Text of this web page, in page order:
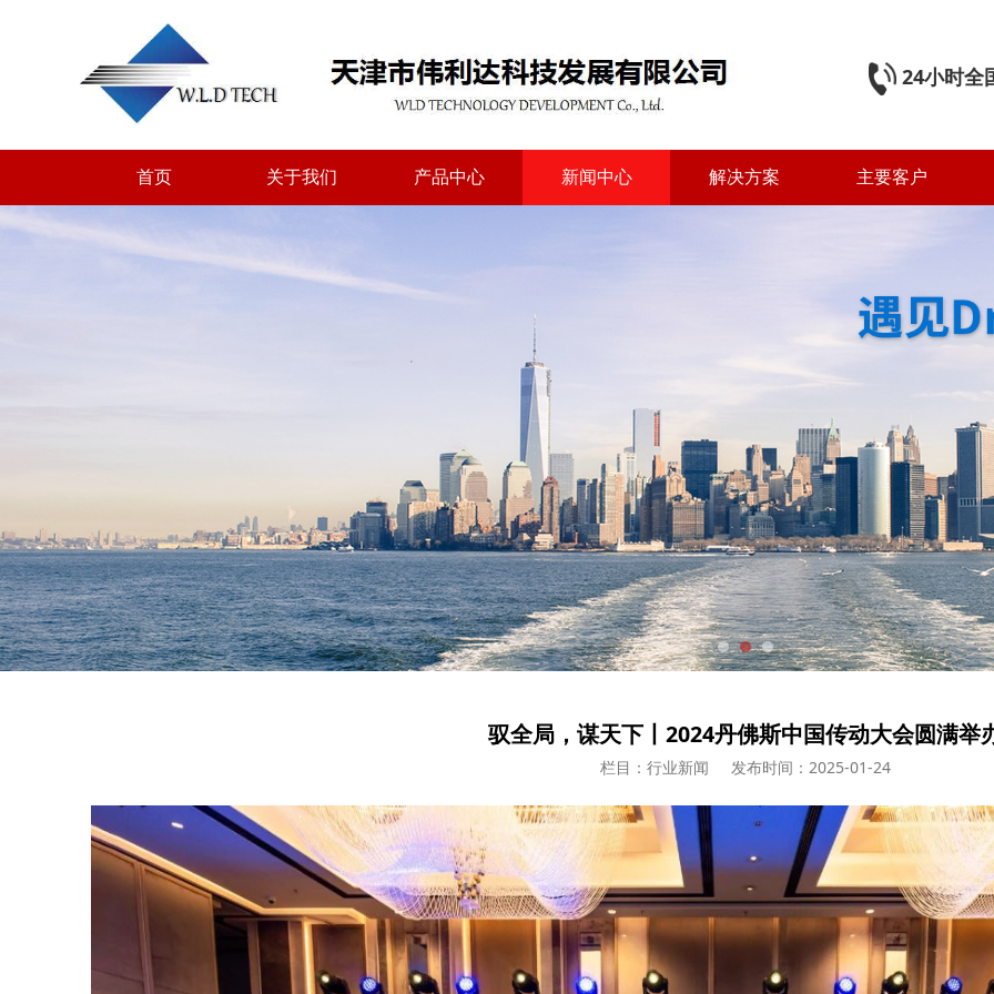
24小时全
首页 关于我们 产品中心 新闻中心 解决方案 主要客户
驭全局，谋天下丨2024丹佛斯中国传动大会圆满举
栏目：行业新闻 发布时间：2025-01-24